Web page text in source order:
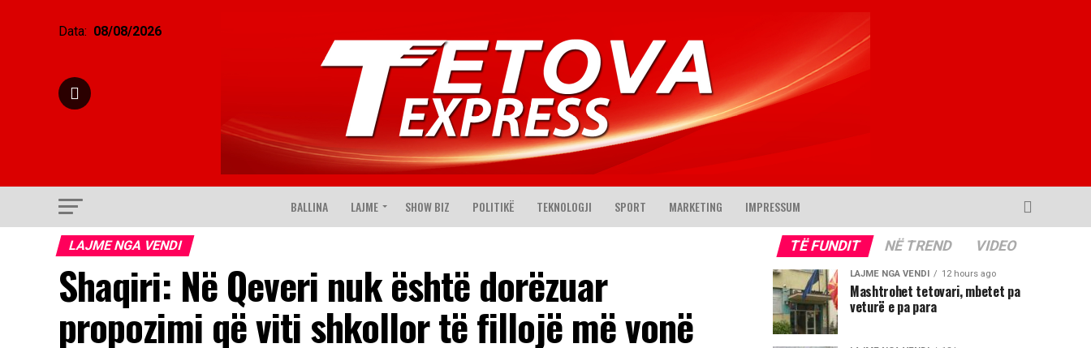
Data: 08/08/2026
BALLINA LAJME SHOW BIZ POLITIKË TEKNOLOGJI SPORT MARKETING IMPRESSUM
LAJME NGA VENDI
Shaqiri: Në Qeveri nuk është dorëzuar
propozimi që viti shkollor të fillojë më vonë
TË FUNDIT NË TREND VIDEO
LAJME NGA VENDI 12 hours ago
Mashtrohet tetovari, mbetet pa
veturë e pa para